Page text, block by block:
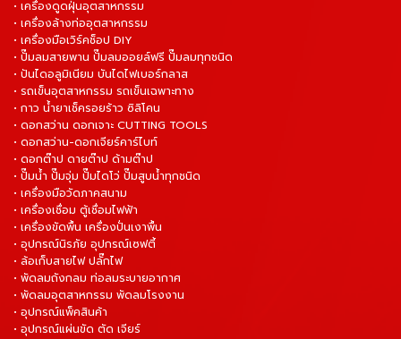
• เครื่องดูดฝุ่นอุตสาหกรรม
• เครื่องล้างท่ออุตสาหกรรม
• เครื่องมือเวิร์คช็อป DIY
• ปั๊มลมสายพาน ปั๊มลมออยล์ฟรี ปั๊มลมทุกชนิด
• ปันไดอลูมิเนียม บันไดไฟเบอร์กลาส
• รถเข็นอุตสาหกรรม รถเข็นเฉพาะทาง
• กาว น้ำยาเช็ครอยร้าว ซิลิโคน
• ดอกสว่าน ดอกเจาะ CUTTING TOOLS
• ดอกสว่าน-ดอกเจียร์คาร์ไบท์
• ดอกต๊าป ดายต๊าป ด้ามต๊าป
• ปั๊มน้ำ ปั๊มจุ่ม ปั๊มไดโว่ ปั๊มสูบน้ำทุกชนิด
• เครื่องมือวัดภาคสนาม
• เครื่องเชื่อม ตู้เชื่อมไฟฟ้า
• เครื่องขัดพื้น เครื่องปั่นเงาพื้น
• อุปกรณ์นิรภัย อุปกรณ์เซฟตี้
• ล้อเก็บสายไฟ ปลั๊กไฟ
• พัดลมถังกลม ท่อลมระบายอากาศ
• พัดลมอุตสาหกรรม พัดลมโรงงาน
• อุปกรณ์แพ็คสินค้า
• อุปกรณ์แผ่นขัด ตัด เจียร์